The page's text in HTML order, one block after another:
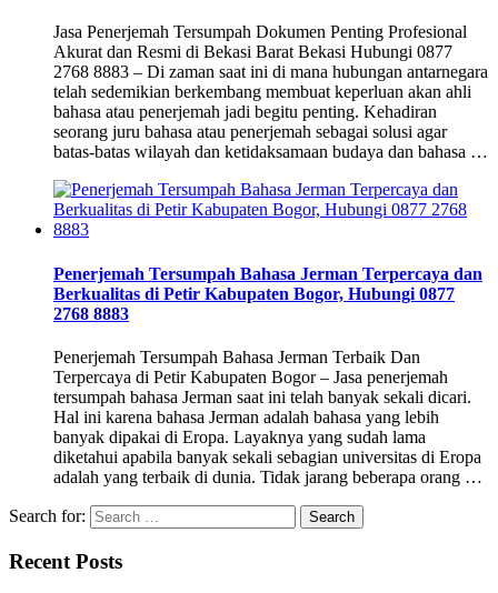
Jasa Penerjemah Tersumpah Dokumen Penting Profesional
Akurat dan Resmi di Bekasi Barat Bekasi Hubungi 0877
2768 8883 – Di zaman saat ini di mana hubungan antarnegara
telah sedemikian berkembang membuat keperluan akan ahli
bahasa atau penerjemah jadi begitu penting. Kehadiran
seorang juru bahasa atau penerjemah sebagai solusi agar
batas-batas wilayah dan ketidaksamaan budaya dan bahasa …
Penerjemah Tersumpah Bahasa Jerman Terpercaya dan
Berkualitas di Petir Kabupaten Bogor, Hubungi 0877
2768 8883
Penerjemah Tersumpah Bahasa Jerman Terbaik Dan
Terpercaya di Petir Kabupaten Bogor – Jasa penerjemah
tersumpah bahasa Jerman saat ini telah banyak sekali dicari.
Hal ini karena bahasa Jerman adalah bahasa yang lebih
banyak dipakai di Eropa. Layaknya yang sudah lama
diketahui apabila banyak sekali sebagian universitas di Eropa
adalah yang terbaik di dunia. Tidak jarang beberapa orang …
Search for:
Recent Posts